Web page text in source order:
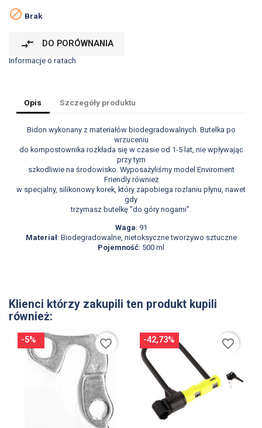
 Brak
compare_arrows DO PORÓWNANIA
Informacje o ratach
Opis Szczegóły produktu
Bidon wykonany z materiałów biodegradowalnych. Butelka po
wrzuceniu
do kompostownika rozkłada się w czasie od 1-5 lat, nie wpływając
przy tym
szkodliwie na środowisko. Wyposażyliśmy model Enviroment
Friendly również
w specjalny, silikonowy korek, który zapobiega rozlaniu płynu, nawet
gdy
trzymasz butelkę "do góry nogami".
Waga: 91
Materiał: Biodegradowalne, nietoksyczne tworzywo sztuczne
Pojemność: 500 ml
Klienci którzy zakupili ten produkt kupili
również:
-5% favorite_border -42,73% favorite_border